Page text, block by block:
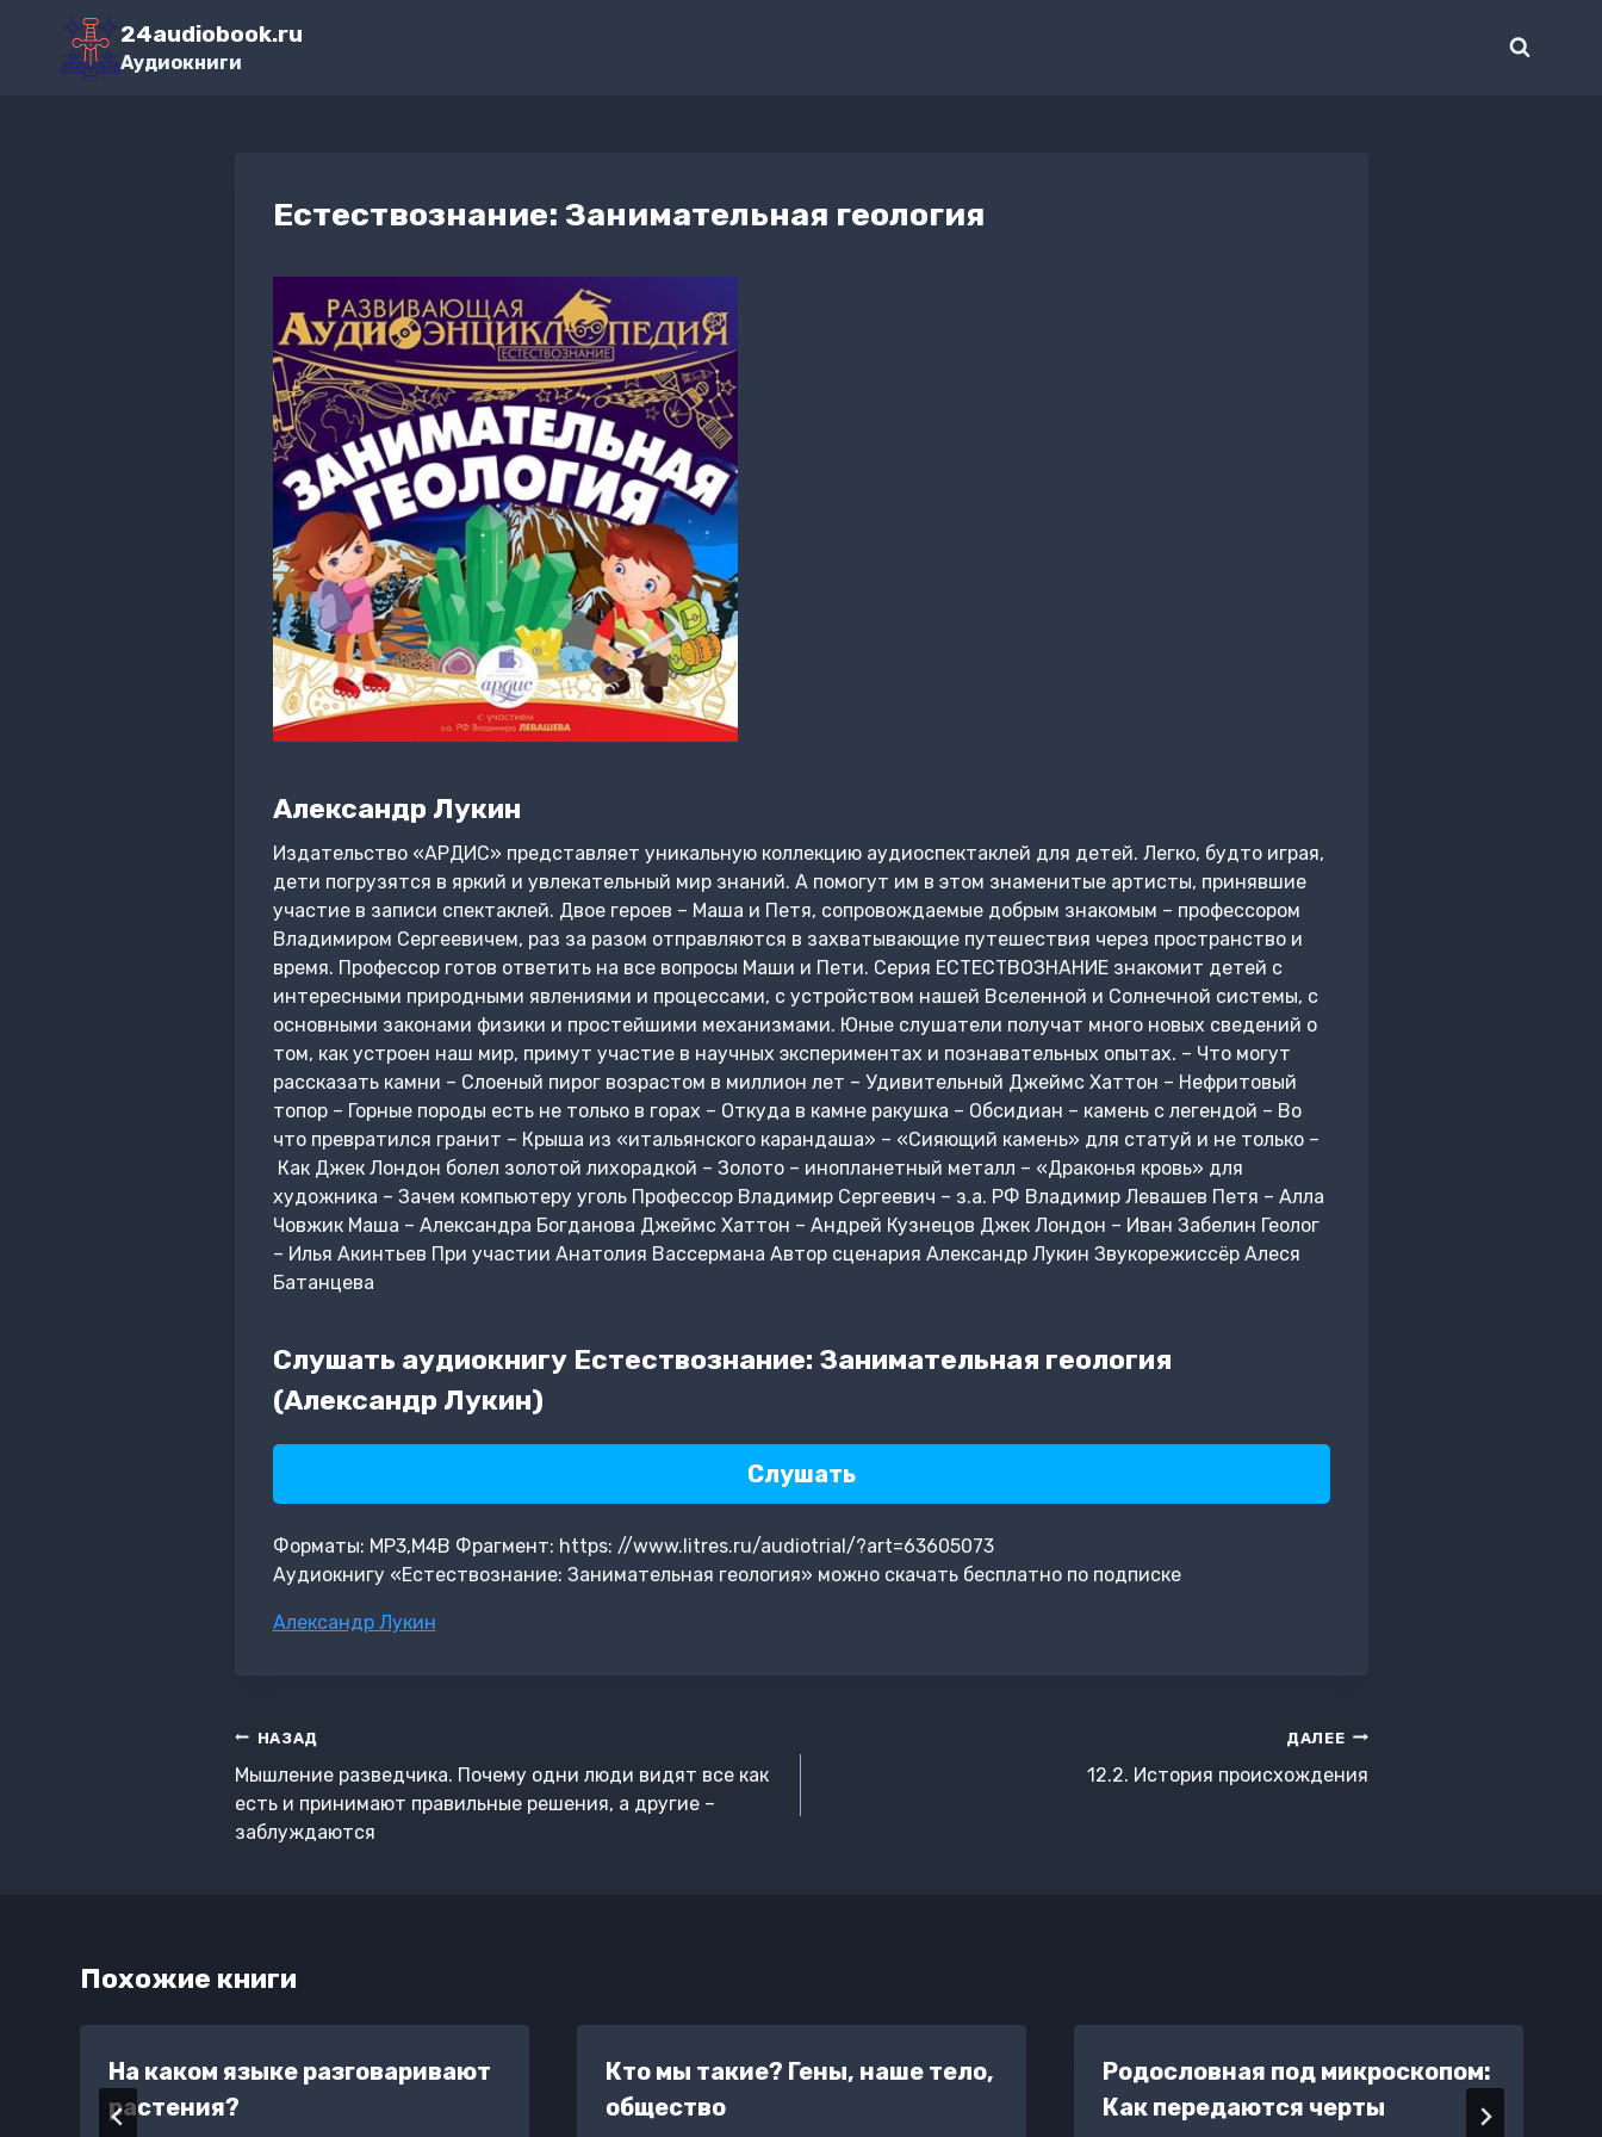
Перейти
содержимому
24audiobook.ru
Аудиокниги
Естествознание: Занимательная геология
Александр Лукин
Издательство «АРДИС» представляет уникальную коллекцию аудиоспектаклей для детей. Легко, будто играя,
дети погрузятся в яркий и увлекательный мир знаний. А помогут им в этом знаменитые артисты, принявшие
участие в записи спектаклей. Двое героев – Маша и Петя, сопровождаемые добрым знакомым – профессором
Владимиром Сергеевичем, раз за разом отправляются в захватывающие путешествия через пространство и
время. Профессор готов ответить на все вопросы Маши и Пети. Серия ЕСТЕСТВОЗНАНИЕ знакомит детей с
интересными природными явлениями и процессами, с устройством нашей Вселенной и Солнечной системы, с
основными законами физики и простейшими механизмами. Юные слушатели получат много новых сведений о
том, как устроен наш мир, примут участие в научных экспериментах и познавательных опытах. – Что могут
рассказать камни – Слоеный пирог возрастом в миллион лет – Удивительный Джеймс Хаттон – Нефритовый
топор – Горные породы есть не только в горах – Откуда в камне ракушка – Обсидиан – камень с легендой – Во
что превратился гранит – Крыша из «итальянского карандаша» – «Сияющий камень» для статуй и не только –
Как Джек Лондон болел золотой лихорадкой – Золото – инопланетный металл – «Драконья кровь» для
художника – Зачем компьютеру уголь Профессор Владимир Сергеевич – з.а. РФ Владимир Левашев Петя – Алла
Човжик Маша – Александра Богданова Джеймс Хаттон – Андрей Кузнецов Джек Лондон – Иван Забелин Геолог
– Илья Акинтьев При участии Анатолия Вассермана Автор сценария Александр Лукин Звукорежиссёр Алеся
Батанцева
Слушать аудиокнигу Естествознание: Занимательная геология
(Александр Лукин)
Слушать
Форматы: MP3,M4B Фрагмент: https: //www.litres.ru/audiotrial/?art=63605073
Аудиокнигу «Естествознание: Занимательная геология» можно скачать бесплатно по подписке
Метки
Александр Лукин
Навигация
по
записям
НАЗАД
Мышление разведчика. Почему одни люди видят все как
есть и принимают правильные решения, а другие –
заблуждаются
ДАЛЕЕ
12.2. История происхождения
Похожие книги
На каком языке разговаривают
растения?
Кто мы такие? Гены, наше тело,
общество
Родословная под микроскопом:
Как передаются черты